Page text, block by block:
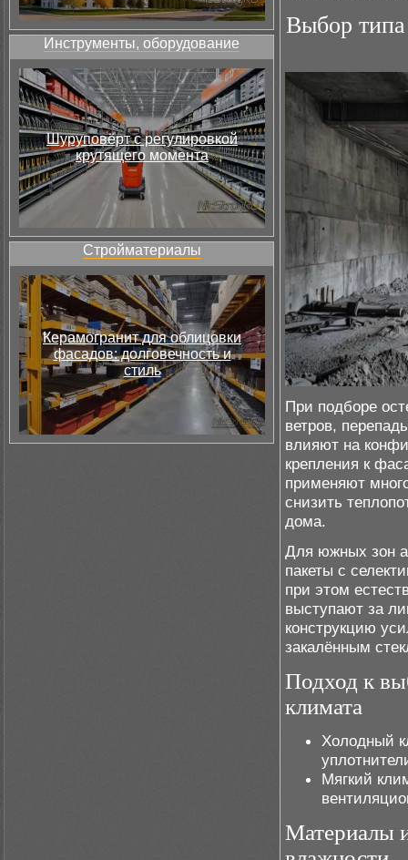
Инструменты, оборудование
Шуруповёрт с регулировкой
крутящего момента
Стройматериалы
Керамогранит для облицовки
фасадов: долговечность и
стиль
Выбор типа
При подборе
ветров,
влияют на
крепления к
применяют
снизить
дома.
Для южных зон
пакеты с
при этом
выступают за
конструкцию
закалённым
Подход к
климата
Холодный
Мягкий
Материалы